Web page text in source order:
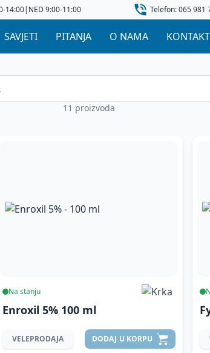
14:00|NED 9:00-11:00 Telefon: 065 981
SAVJETI PITANJA O NAMA KONTAKT
11 proizvoda
Na stanju
Enroxil 5% 100 ml
VELEPRODAJA DODAJ U KORPU